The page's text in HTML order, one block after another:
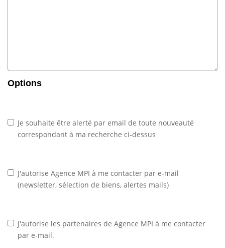
Options
Je souhaite être alerté par email de toute nouveauté
correspondant à ma recherche ci-dessus
J'autorise Agence MPI à me contacter par e-mail
(newsletter, sélection de biens, alertes mails)
J'autorise les partenaires de Agence MPI à me contacter
par e-mail.